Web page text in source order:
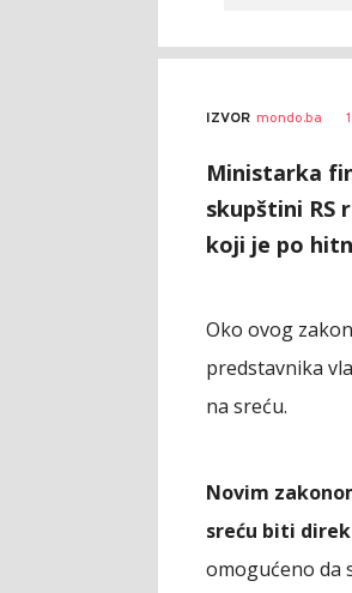
AUTOR
Brankica
Spasenić
IZVOR mondo.ba 1
Ministarka
skupštini RS
koji je po
Oko ovog
predstavnika
na sreću.
Novim
sreću biti
omogućeno da